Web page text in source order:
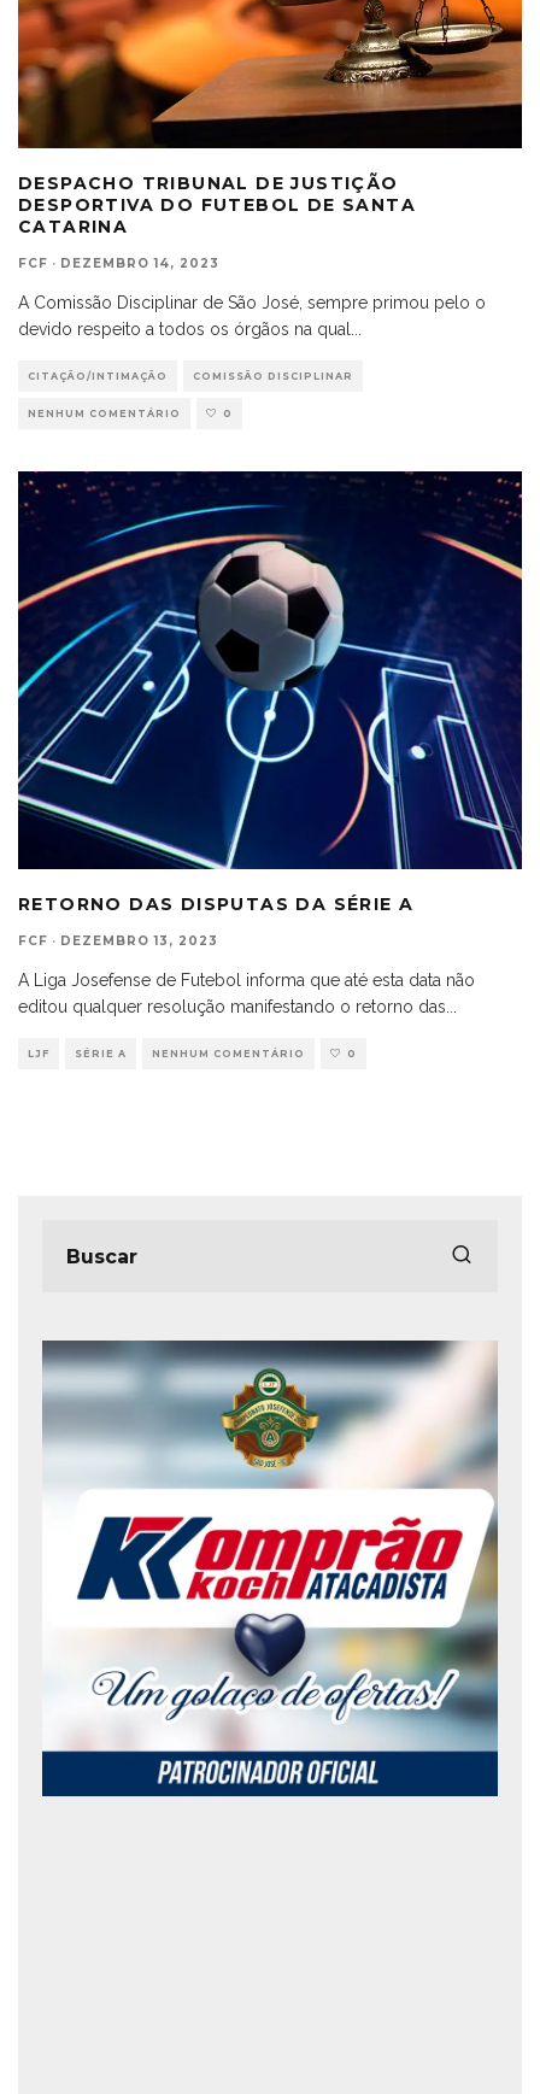
DESPACHO TRIBUNAL DE JUSTIÇÃO
DESPORTIVA DO FUTEBOL DE SANTA
CATARINA
FCF · DEZEMBRO 14, 2023
A Comissão Disciplinar de São José, sempre primou pelo o
devido respeito a todos os órgãos na qual
CITAÇÃO/INTIMAÇÃO COMISSÃO DISCIPLINAR
NENHUM COMENTÁRIO 0
RETORNO DAS DISPUTAS DA SÉRIE A
FCF · DEZEMBRO 13, 2023
A Liga Josefense de Futebol informa que até esta data não
editou qualquer resolução manifestando o retorno das
LJF SÉRIE A NENHUM COMENTÁRIO 0